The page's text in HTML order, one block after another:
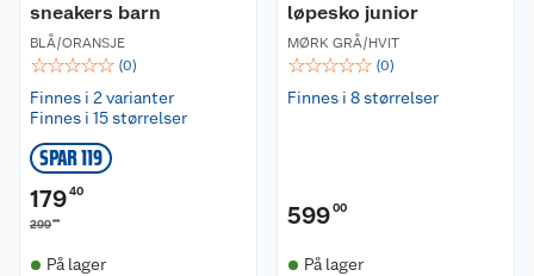
sneakers barn
BLÅ/ORANSJE
☆☆☆☆☆ (0)
Finnes i 2 varianter
Finnes i 15 størrelser
SPAR 119
17940
29900
På lager
løpesko junior
MØRK GRÅ/HVIT
☆☆☆☆☆ (0)
Finnes i 8 størrelser
59900
På lager